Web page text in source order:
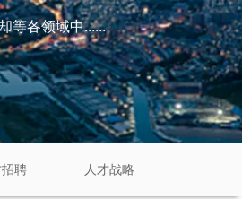
等各领域中......
招聘 人才战略